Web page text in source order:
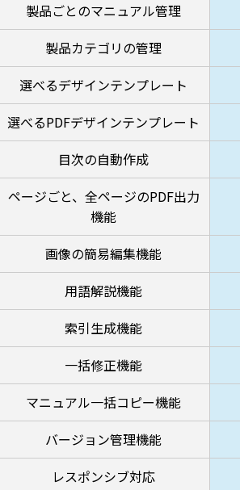
製品ごとのマニュアル管理
製品カテゴリの管理
選べるデザインテンプレート
選べるPDFデザインテンプレート
目次の自動作成
ページごと、全ページのPDF出力
機能
画像の簡易編集機能
用語解説機能
索引生成機能
一括修正機能
マニュアル一括コピー機能
バージョン管理機能
レスポンシブ対応